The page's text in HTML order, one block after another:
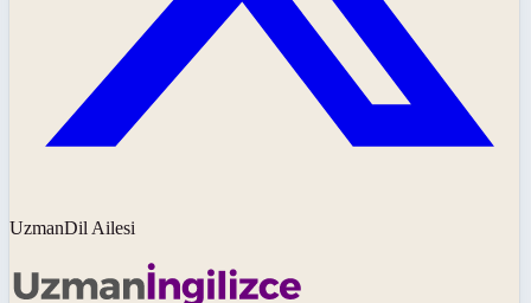
UzmanDil Ailesi